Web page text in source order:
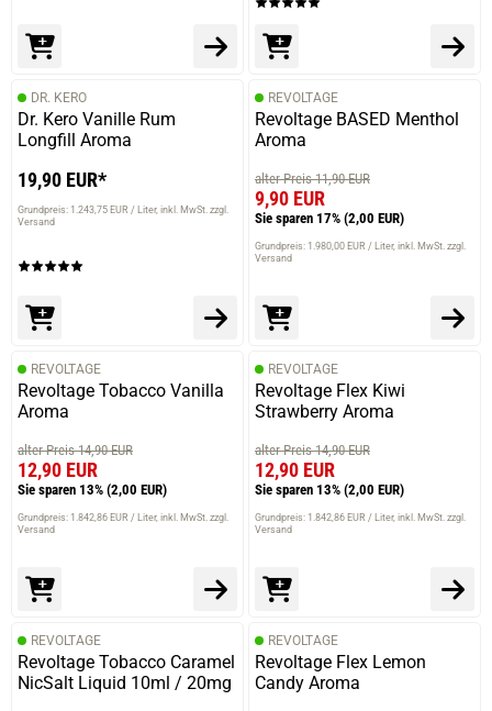
DR. KERO
Dr. Kero Vanille Rum
Longfill Aroma
19,90 EUR*
Grundpreis: 1.243,75 EUR / Liter inkl. MwSt. zzgl.
Versand
REVOLTAGE
Revoltage BASED Menthol
Aroma
alter Preis 11,90 EUR
9,90 EUR
Sie sparen 17% (2,00 EUR)
Grundpreis: 1.980,00 EUR / Liter inkl. MwSt. zzgl.
Versand
REVOLTAGE
Revoltage Tobacco Vanilla
Aroma
alter Preis 14,90 EUR
12,90 EUR
Sie sparen 13% (2,00 EUR)
Grundpreis: 1.842,86 EUR / Liter inkl. MwSt. zzgl.
Versand
REVOLTAGE
Revoltage Flex Kiwi
Strawberry Aroma
alter Preis 14,90 EUR
12,90 EUR
Sie sparen 13% (2,00 EUR)
Grundpreis: 1.842,86 EUR / Liter inkl. MwSt. zzgl.
Versand
REVOLTAGE
Revoltage Tobacco Caramel
NicSalt Liquid 10ml / 20mg
REVOLTAGE
Revoltage Flex Lemon
Candy Aroma